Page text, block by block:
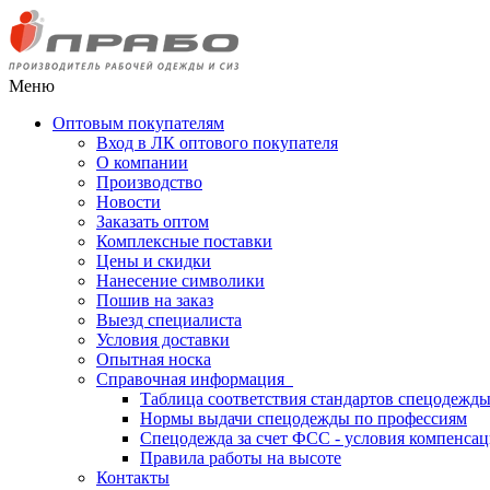
Меню
Оптовым покупателям
Вход в ЛК оптового покупателя
О компании
Производство
Новости
Заказать оптом
Комплексные поставки
Цены и скидки
Нанесение символики
Пошив на заказ
Выезд специалиста
Условия доставки
Опытная носка
Справочная информация
Таблица соответствия стандартов спецодежды
Нормы выдачи спецодежды по профессиям
Спецодежда за счет ФСС - условия
Правила работы на высоте
Контакты